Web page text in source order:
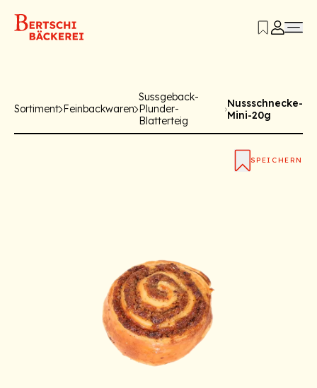
Sortiment Feinbackwaren
Sussgeback-
Plunder-
Blatterteig
Nussschnecke-
Mini-20g
SPEICHERN